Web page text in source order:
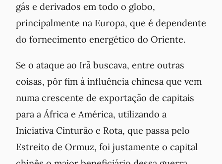
gás e derivados em todo o globo,
principalmente na Europa, que é dependente
do fornecimento energético do Oriente.
Se o ataque ao Irã buscava, entre outras
coisas, pôr fim à influência chinesa que vem
numa crescente de exportação de capitais
para a África e América, utilizando a
Iniciativa Cinturão e Rota, que passa pelo
Estreito de Ormuz, foi justamente o capital